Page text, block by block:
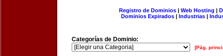
Registro de Dominios| Web Hosting |
Dominios Expirados | Industrias |
Categorías de Dominio:
[Pág.